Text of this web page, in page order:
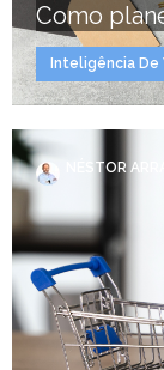
Como
Inteligência De
NÉSTOR